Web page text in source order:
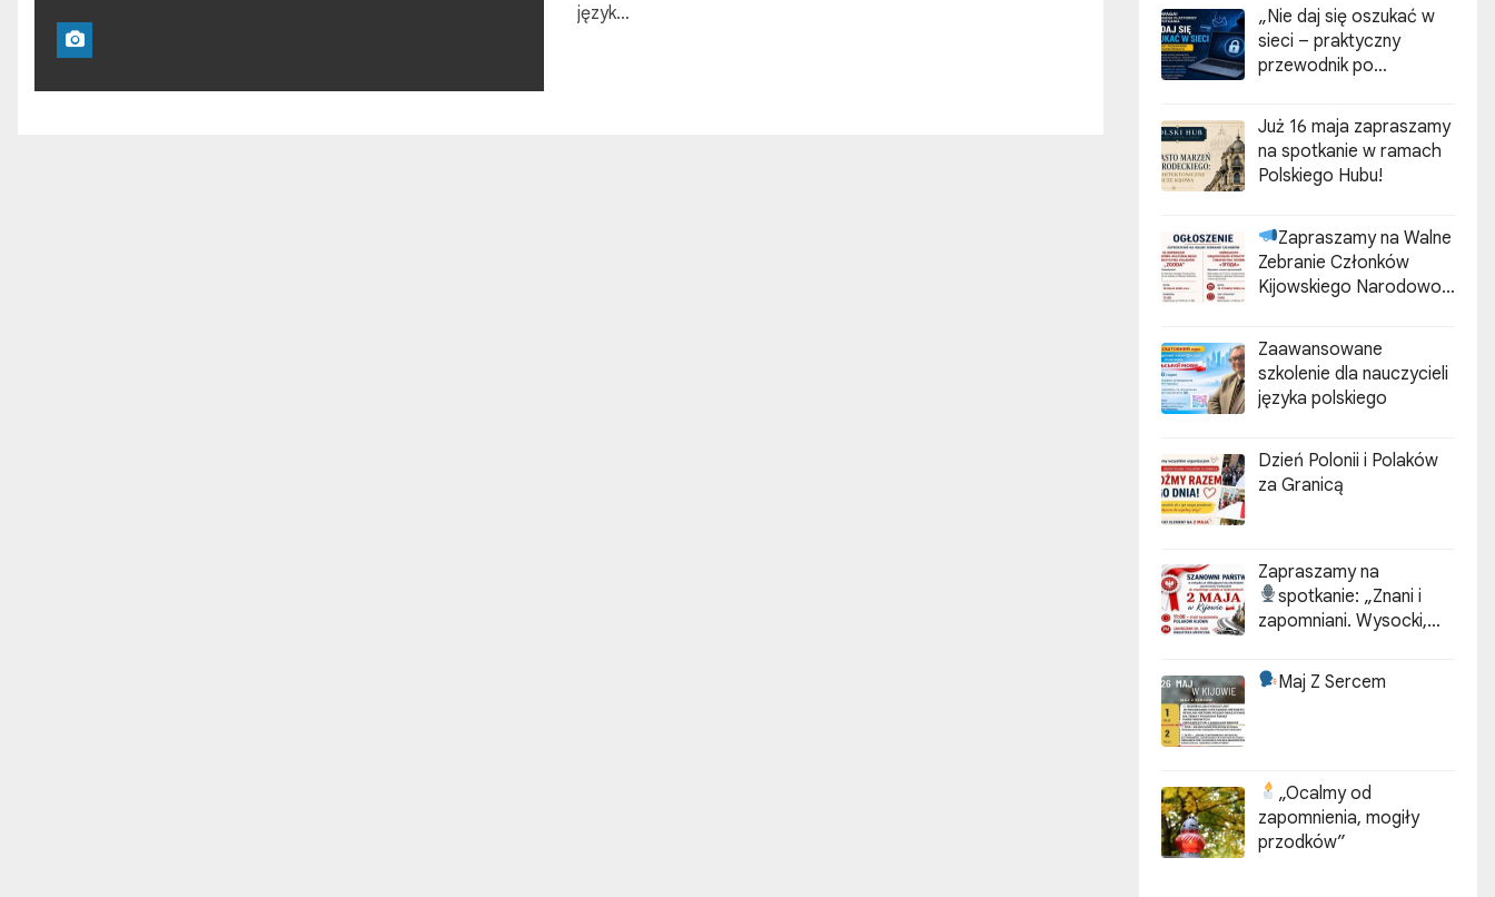
język…
„Nie daj się oszukać w
sieci – praktyczny
przewodnik po
Już 16 maja zapraszamy
na spotkanie w ramach
Polskiego Hubu!
Zapraszamy na Walne
Zebranie Członków
Kijowskiego Narodowo-
Stowarzyszenia Polaków
„ZGODA”
Zaawansowane
szkolenie dla nauczycieli
języka polskiego
Dzień Polonii i Polaków
za Granicą
Zapraszamy na
spotkanie: „Znani i
zapomniani. Wysocki,
historii Kijowa”
Maj Z Sercem
„Ocalmy od
zapomnienia, mogiły
przodków”